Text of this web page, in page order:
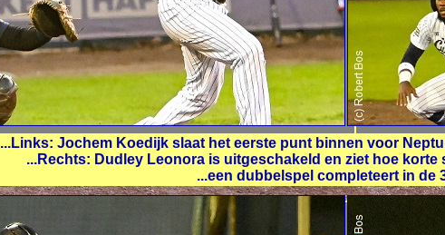
...Links: Jochem Koedijk slaat het eerste punt binnen voor
...Rechts: Dudley Leonora is uitgeschakeld en ziet hoe korte
...een dubbelspel completeert in de